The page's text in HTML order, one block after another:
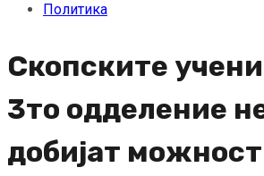
Политика
Скопските
3то одделение
добијат